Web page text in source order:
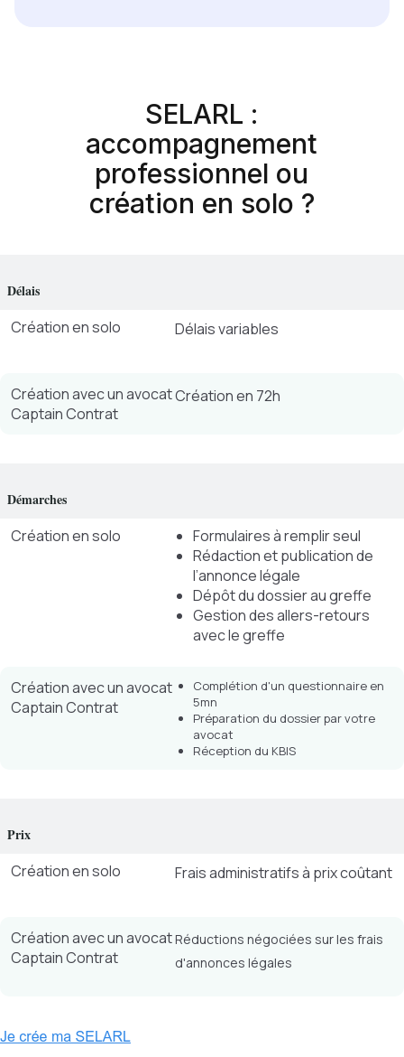
SELARL :
accompagnement
professionnel ou
création en solo ?
Délais
Création en solo Délais variables
Création avec un avocat
Captain Contrat
Création en 72h
Démarches
Création en solo
Formulaires à remplir seul
Rédaction et publication de
l’annonce légale
Dépôt du dossier au greffe
Gestion des allers-retours
avec le greffe
Création avec un avocat
Captain Contrat
Complétion d'un questionnaire en
5mn
Préparation du dossier par votre
avocat
Réception du KBIS
Prix
Création en solo Frais administratifs à prix coûtant
Création avec un avocat
Captain Contrat
Réductions négociées sur les frais
d'annonces légales